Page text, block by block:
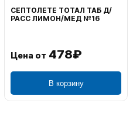
ФЕНИСТИЛ ГЕЛЬ НАРУЖ
0,1% 50Г
Цена от749₽
В корзину